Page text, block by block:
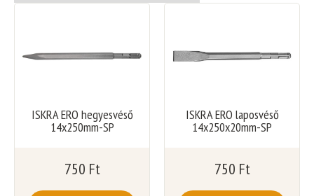
ISKRA ERO hegyesvéső
14x250mm-SP
750 Ft
ISKRA ERO laposvéső
14x250x20mm-SP
750 Ft